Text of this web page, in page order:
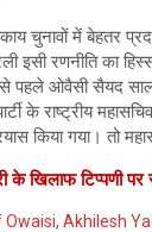
चुनावों में
इसी रणनीति का
पहले ओवैसी सैयद
के राष्ट्रीय
किया गया। तो
के खिलाफ टिप्पणी
Owaisi, Akhilesh